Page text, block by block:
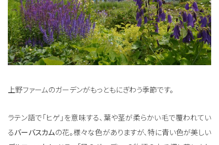
上野ファームのガーデンがもっともにぎわう季節です。
ラテン語で「ヒゲ」を意味する、葉や茎が柔らかい毛で覆われてい
るバーバスカムの花。様々な色がありますが、特に青い色が美しい